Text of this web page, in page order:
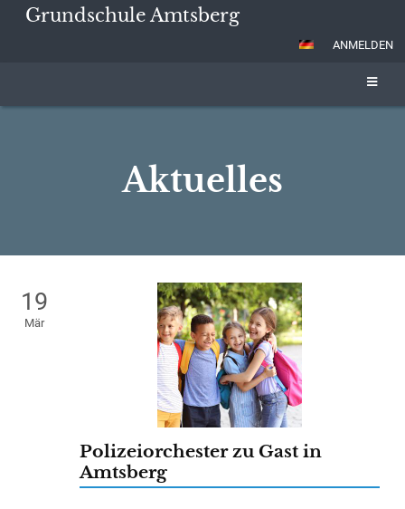
Grundschule Amtsberg
ANMELDEN
Aktuelles
19
Mär
Polizeiorchester zu Gast in
Amtsberg